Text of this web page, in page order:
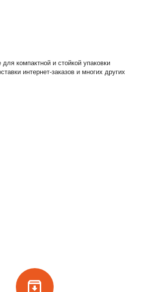
компактной и стойкой упаковки
интернет-заказов и многих других